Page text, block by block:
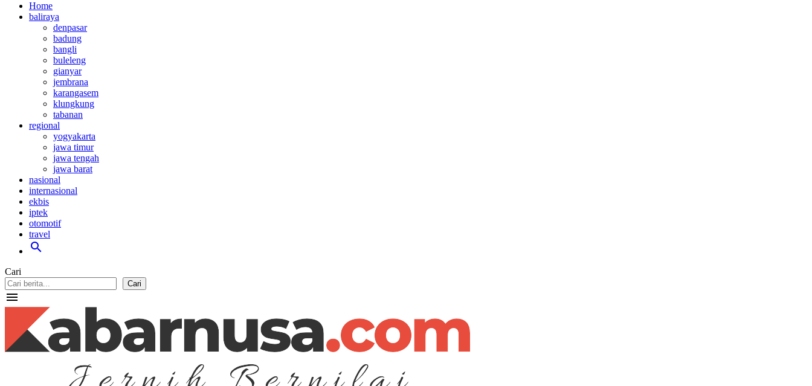
Home
baliraya
denpasar
badung
bangli
buleleng
gianyar
jembrana
karangasem
klungkung
tabanan
regional
yogyakarta
jawa timur
jawa tengah
jawa barat
nasional
internasional
ekbis
iptek
otomotif
travel
search
Cari
Cari
menu